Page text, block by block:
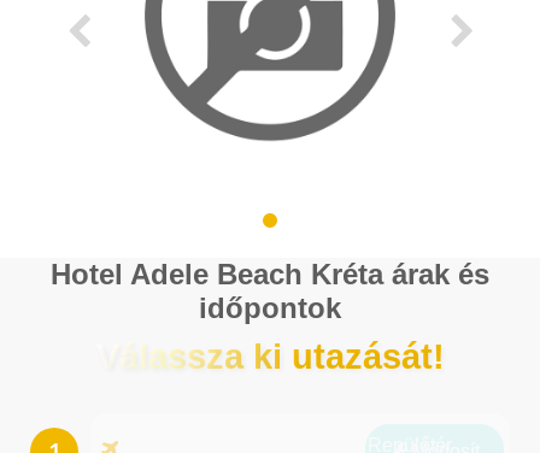
Hotel Adele Beach Kréta árak és
időpontok
Válassza ki utazását!